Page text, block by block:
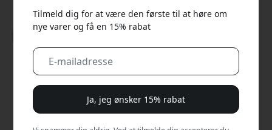
Tilmeld dig for at være den første til at høre om
nye varer og få en 15% rabat
Ja, jeg ønsker 15% rabat
Brug denne kode ved kassen for at få 15% rabat.